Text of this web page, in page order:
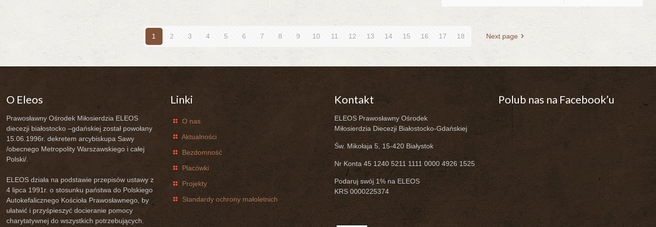
1 2 3 4 5 6 7 8 9 10 11 12 13 14 15 16 17 18 Next page
O Eleos
Prawosławny Ośrodek Miłosierdzia ELEOS
diecezji białostocko –gdańskiej został powołany
15.06.1996r. dekretem arcybiskupa Sawy
/obecnego Metropolity Warszawskiego i całej
Polski/.
ELEOS działa na podstawie przepisów ustawy z
4 lipca 1991r. o stosunku państwa do Polskiego
Autokefalicznego Kościoła Prawosławnego, by
ułatwić i przyśpieszyć docieranie pomocy
charytatywnej do wszystkich potrzebujących.
Linki
O nas
Aktualności
Bezdomność
Placówki
Projekty
Standardy ochrony małoletnich
Kontakt
ELEOS Prawosławny Ośrodek
Miłosierdzia Diecezji Białostocko-Gdańskiej
Św. Mikołaja 5, 15-420 Białystok
Nr Konta 45 1240 5211 1111 0000 4926 1525
Podaruj swój 1% na ELEOS
KRS 0000225374
Polub nas na Facebook’u